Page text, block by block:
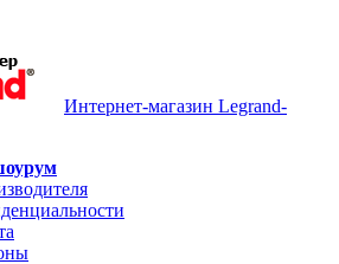
Интернет-магазин Legrand-